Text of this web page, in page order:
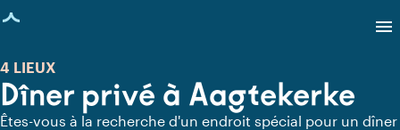
chargée
menu
Dîner privé à Aagtekerke
4 LIEUX
Êtes-vous à la recherche d'un endroit spécial pour un dîner